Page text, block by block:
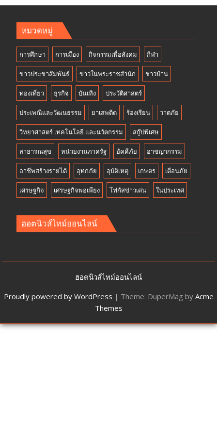
หมวดหมู่
การศึกษา การเมือง กิจกรรมเพื่อสังคม กีฬา
ข่าวประชาสัมพันธ์ ข่าวในพระราชสำนัก ชาวบ้าน
ท่องเที่ยว ธุรกิจ บันเทิง ประวัติศาสตร์
ประเพณีและวัฒนธรรม ยาเสพติด ร้องเรียน วาตภัย
วิทยาศาสตร์ เทคโนโลยี และนวัตกรรม สกู๊ปพิเศษ
สาธารณสุข หน่วยงานภาครัฐ อัคคีภัย อาชญากรรม
อาชีพสร้างรายได้ อุทกภัย อุบัติเหตุ เกษตร เตือนภัย
เศรษฐกิจ เศรษฐกิจพอเพียง โฟกัสข่าวเด่น ในประเทศ
ฮอตนิวส์ไทม์ออนไลน์
ฮอตนิวส์ไทม์ออนไลน์
Proudly powered by WordPress | Theme: DuperMag by Acme
Themes